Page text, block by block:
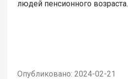
людей пенсионного возраста.
Опубликовано: 2024-02-21